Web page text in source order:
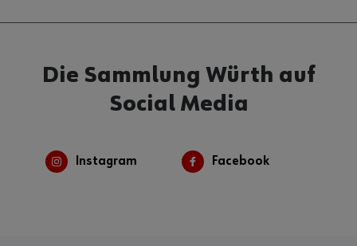
Die Sammlung Würth auf
Social Media
Instagram Facebook